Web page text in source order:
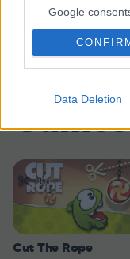
Google
Data Deletion
Cut The Rope